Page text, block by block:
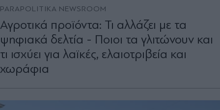
PARAPOLITIKA NEWSROOM
Αγροτικά προϊόντα: Τι αλλάζει με τα
ψηφιακά δελτία - Ποιοι τα γλιτώνουν και
τι ισχύει για λαϊκές, ελαιοτριβεία και
χωράφια